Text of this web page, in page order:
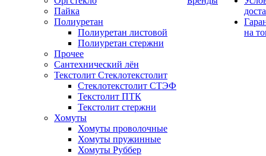
Пайка
Полиуретан
Полиуретан листовой
Полиуретан стержни
Прочее
Сантехнический лён
Текстолит Стеклотекстолит
Стеклотекстолит СТЭФ
Текстолит ПТК
Текстолит стержни
Хомуты
Хомуты проволочные
Хомуты пружинные
Хомуты Руббер
на